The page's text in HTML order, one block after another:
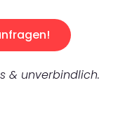
& unverbindlich.